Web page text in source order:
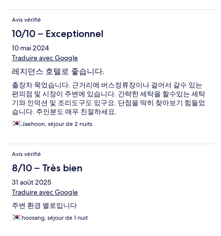
Avis vérifié
10/10 – Exceptionnel
10 mai 2024
Traduire avec Google
레지던스 호텔로 좋습니다.
출장차 묵었습니다. 근거리에 버스정류장이나 걸어서 갈수 있는
편의점 및 시장이 주변에 있습니다. 간략한 세탁을 할수있는 세탁
기와 인덕션 및 조리도구도 있구요. 단점을 딱히 찾아보기 힘들었
습니다. 주인분도 매우 친절하세요.
Jaehoon, séjour de 2 nuits
Avis vérifié
8/10 – Très bien
31 août 2025
Traduire avec Google
주변 환경 별로입니다
hoosang, séjour de 1 nuit